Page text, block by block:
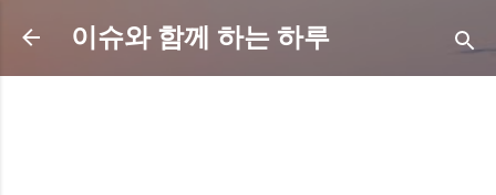
기본 콘텐츠로 건너뛰기
이슈와 함께 하는 하루